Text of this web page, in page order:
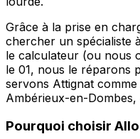
Grâce à la prise en
chercher un spécialiste
le calculateur (ou nous
le 01, nous le réparons
servons Attignat
Ambérieux-en-Dombes,
Pourquoi choisir